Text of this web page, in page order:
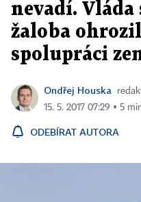
nevadí. Vláda
žaloba
spolupráci
Ondřej Houska
15. 5. 2017 07:29 ▪ 5
ODEBÍRAT AUTORA